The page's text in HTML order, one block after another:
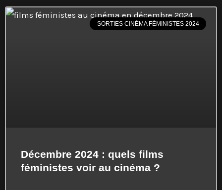
SORTIES CINÉMA FÉMINISTES 2024
Décembre 2024 : quels films
féministes voir au cinéma ?